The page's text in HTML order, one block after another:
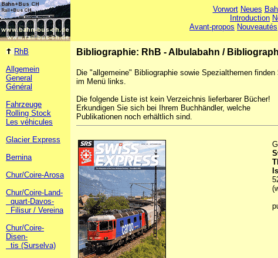
Vorwort Neues
Introduction
Avant-propos Nouveautés
RhB
Allgemein
General
Général
Fahrzeuge
Rolling Stock
Les véhicules
Glacier Express
Bernina
Chur/Coire-Arosa
Chur/Coire-Land-
quart-Davos-
Filisur / Vereina
Chur/Coire-
Disen-
tis (Surselva)
Bibliographie: RhB - Albulabahn /
Die "allgemeine" Bibliographie sowie Spezialthemen finden
im Menü links.
Die folgende Liste ist kein Verzeichnis lieferbarer Bücher!
Erkundigen Sie sich bei Ihrem Buchhändler, welche
Publikationen noch erhältlich sind.